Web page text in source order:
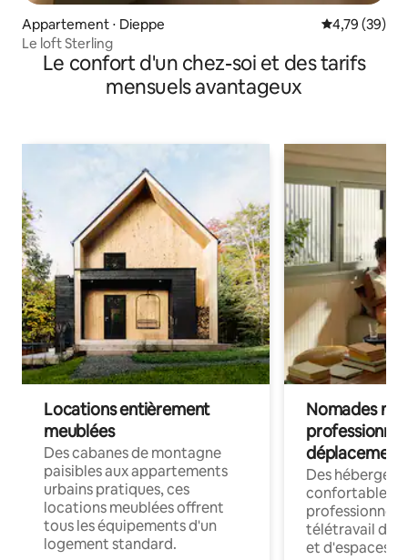
Appartement ⋅ Dieppe Évaluation
4,79 (39)
Le loft Sterling
Le confort d'un chez-soi et des tarifs
mensuels avantageux
Locations entièrement
meublées
Des cabanes de montagne
paisibles aux appartements
urbains pratiques, ces
locations meublées offrent
tous les équipements d'un
logement standard.
Nomades
déplacement
Des
confortables
professionnels
télétravail
et d'espaces